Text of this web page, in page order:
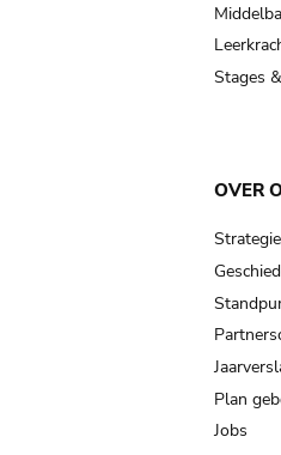
Stages
OVER
Plan
Jobs